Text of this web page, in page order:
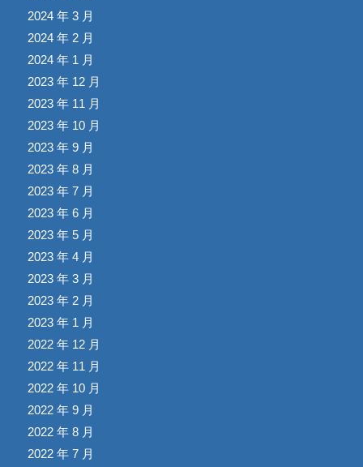
2024 年 3 月
2024 年 2 月
2024 年 1 月
2023 年 12 月
2023 年 11 月
2023 年 10 月
2023 年 9 月
2023 年 8 月
2023 年 7 月
2023 年 6 月
2023 年 5 月
2023 年 4 月
2023 年 3 月
2023 年 2 月
2023 年 1 月
2022 年 12 月
2022 年 11 月
2022 年 10 月
2022 年 9 月
2022 年 8 月
2022 年 7 月